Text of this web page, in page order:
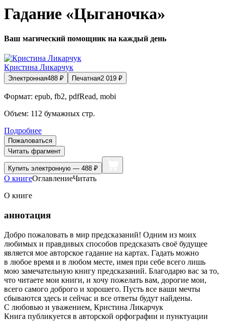
Гадание «Цыганочка»
Ваш магический помощник на каждый день
Кристина Ликарчук
Электронная488 ₽ Печатная2 019 ₽
Формат: epub, fb2, pdfRead, mobi
Объем: 112 бумажных стр.
Подробнее
Пожаловаться
Читать фрагмент
Купить электронную — 488 ₽
О книгеОглавлениеЧитать
О книге
аннотация
Добро пожаловать в мир предсказаний! Одним из моих
любимых и правдивых способов предсказать своё будущее
является мое авторское гадание на картах. Гадать можно
в любое время и в любом месте, имея при себе всего лишь
мою замечательную книгу предсказаний. Благодарю вас за то,
что читаете мои книги, и хочу пожелать вам, дорогие мои,
всего самого доброго и хорошего. Пусть все ваши мечты
сбываются здесь и сейчас и все ответы будут найдены.
С любовью и уважением, Кристина Ликарчук
Книга публикуется в авторской орфографии и пунктуации